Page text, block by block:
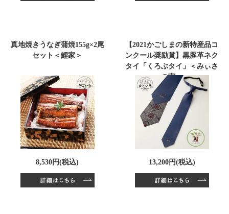
真地焼きうなぎ蒲焼155g×2尾
セット＜鯉家＞
8,530円(税込)
【2021かごしまの新特産品コ
ンクール奨励賞】黒豚革ネク
タイ「くろぶタイ」＜みぃさ
の実＞
13,200円(税込)